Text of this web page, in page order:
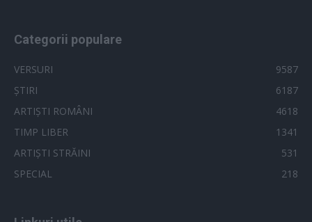
Categorii populare
VERSURI
9587
ȘTIRI
6187
ARTIȘTI ROMÂNI
4618
TIMP LIBER
1341
ARTIȘTI STRĂINI
531
SPECIAL
218